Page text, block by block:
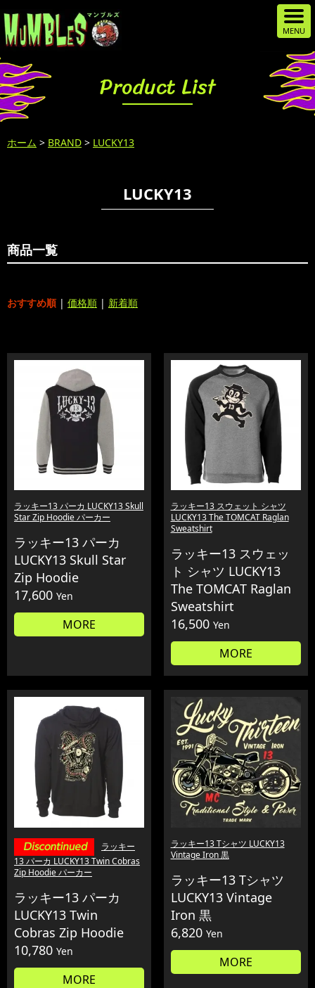
Product List
ホーム > BRAND > LUCKY13
LUCKY13
商品一覧
おすすめ順 | 価格順 | 新着順
ラッキー13 パーカ LUCKY13 Skull
Star Zip Hoodie パーカー
ラッキー13 パーカ
LUCKY13 Skull Star
Zip Hoodie
17,600 Yen
MORE
ラッキー13 スウェット シャツ
LUCKY13 The TOMCAT Raglan
Sweatshirt
ラッキー13 スウェッ
ト シャツ LUCKY13
The TOMCAT Raglan
Sweatshirt
16,500 Yen
MORE
ラッキー
13 パーカ LUCKY13 Twin Cobras
Zip Hoodie パーカー
ラッキー13 パーカ
LUCKY13 Twin
Cobras Zip Hoodie
10,780 Yen
MORE
ラッキー13 Tシャツ LUCKY13
Vintage Iron 黒
ラッキー13 Tシャツ
LUCKY13 Vintage
Iron 黒
6,820 Yen
MORE